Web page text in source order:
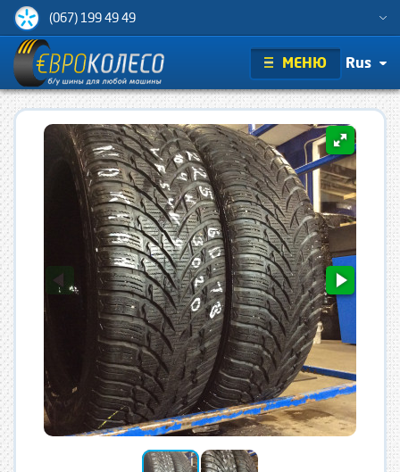
(067) 199 49 49
МЕНЮ Rus